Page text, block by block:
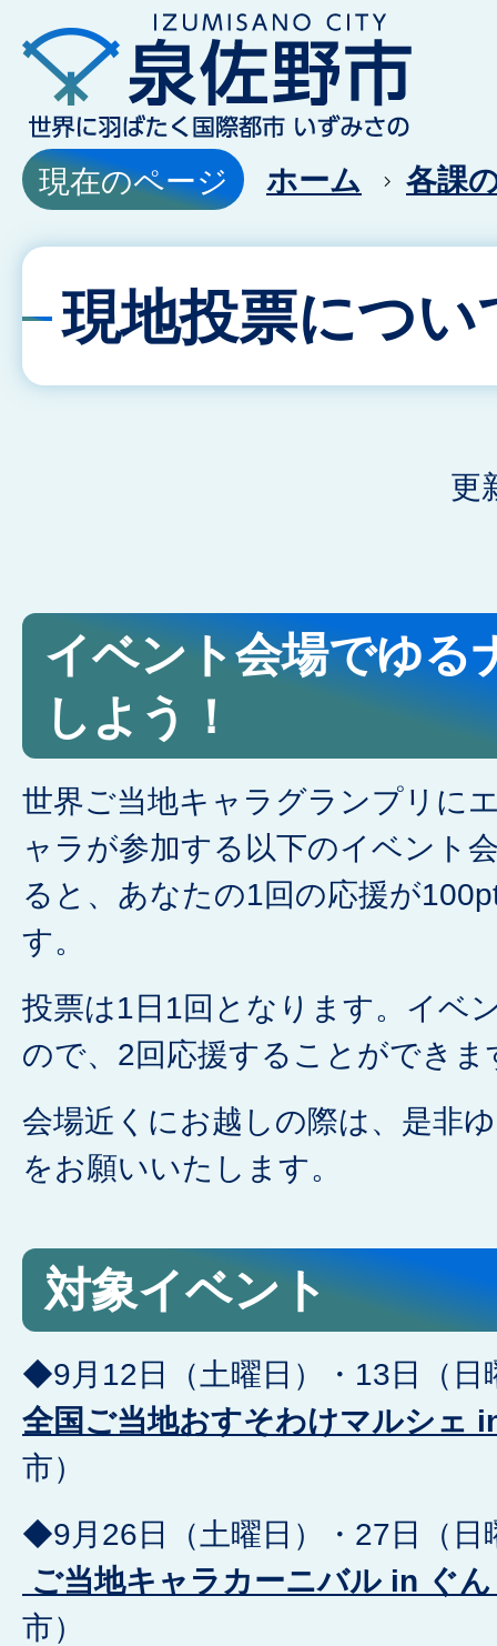
現在のページ ホーム 各課
現地投票につい
更
イベント会場でゆる
しよう！
世界ご当地キャラグランプリに
ャラが参加する以下のイベント
ると、あなたの1回の応援が
す。
投票は1日1回となります。イベ
ので、2回応援することができま
会場近くにお越しの際は、是非
をお願いいたします。
対象イベント
◆9月12日（土曜日）・13日（日
全国ご当地おすそわけマルシェ
市）
◆9月26日（土曜日）・27日（日
ご当地キャラカーニバル in ぐ
市）